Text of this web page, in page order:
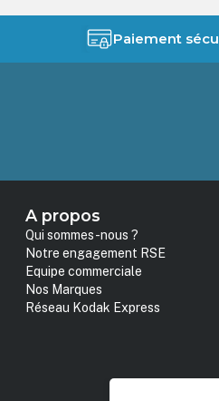
Paiement
A propos
Qui sommes-nous ?
Notre engagement RSE
Equipe commerciale
Nos Marques
Réseau Kodak Express